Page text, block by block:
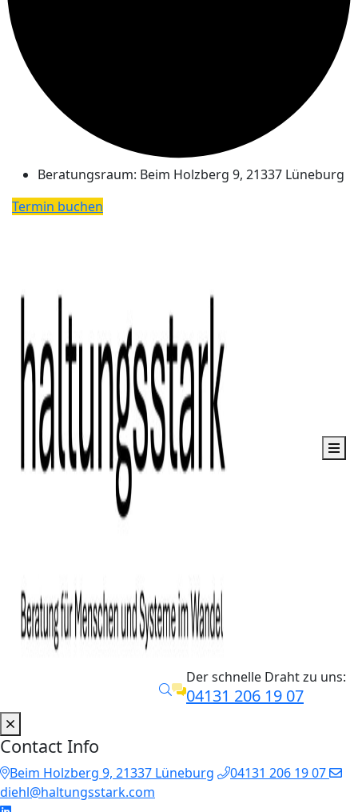
Beratungsraum: Beim Holzberg 9, 21337 Lüneburg
Termin buchen
Der schnelle Draht zu uns:
04131 206 19 07
Contact Info
Beim Holzberg 9, 21337 Lüneburg
04131 206 19 07
diehl@haltungsstark.com